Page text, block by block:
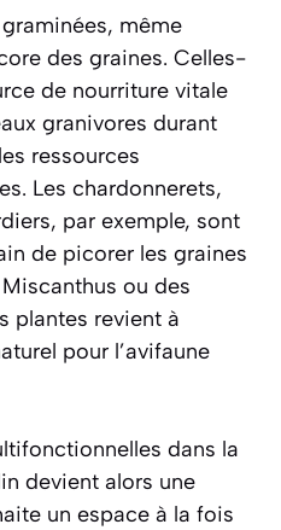
même
des graines. Celles-
de nourriture vitale
granivores durant
ressources
Les chardonnerets,
par exemple, sont
de picorer les graines
ou des
plantes revient à
pour l’avifaune
dans la
devient alors une
un espace à la fois